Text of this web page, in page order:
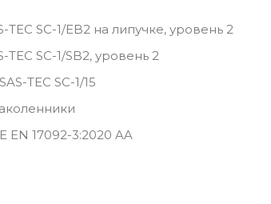
SC-1/EB2 на липучке, уровень 2
SC-1/SB2, уровень 2
TEC SC-1/15
EN 17092-3:2020 AA